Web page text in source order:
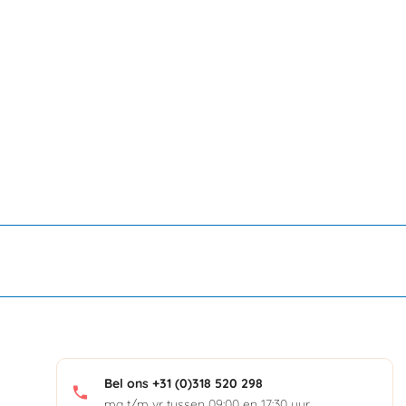
Bel ons +31 (0)318 520 298